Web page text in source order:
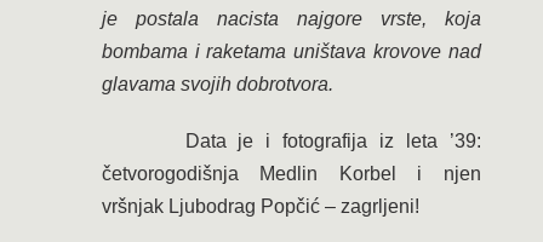
je postala nacista najgore vrste, koja
bombama i raketama uništava krovove nad
glavama svojih dobrotvora.
Data je i fotografija iz leta ’39:
četvorogodišnja Medlin Korbel i njen
vršnjak Ljubodrag Popčić – zagrljeni!